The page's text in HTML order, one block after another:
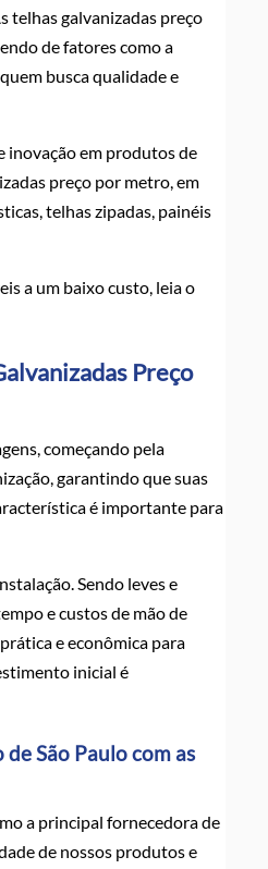
telhas galvanizadas preço
de fatores como a
busca qualidade e
inovação em produtos de
preço por metro, em
telhas zipadas, painéis
a um baixo custo, leia o
Preço
começando pela
garantindo que suas
é importante para
Sendo leves e
e custos de mão de
e econômica para
inicial é
São Paulo com as
a principal fornecedora de
de nossos produtos e